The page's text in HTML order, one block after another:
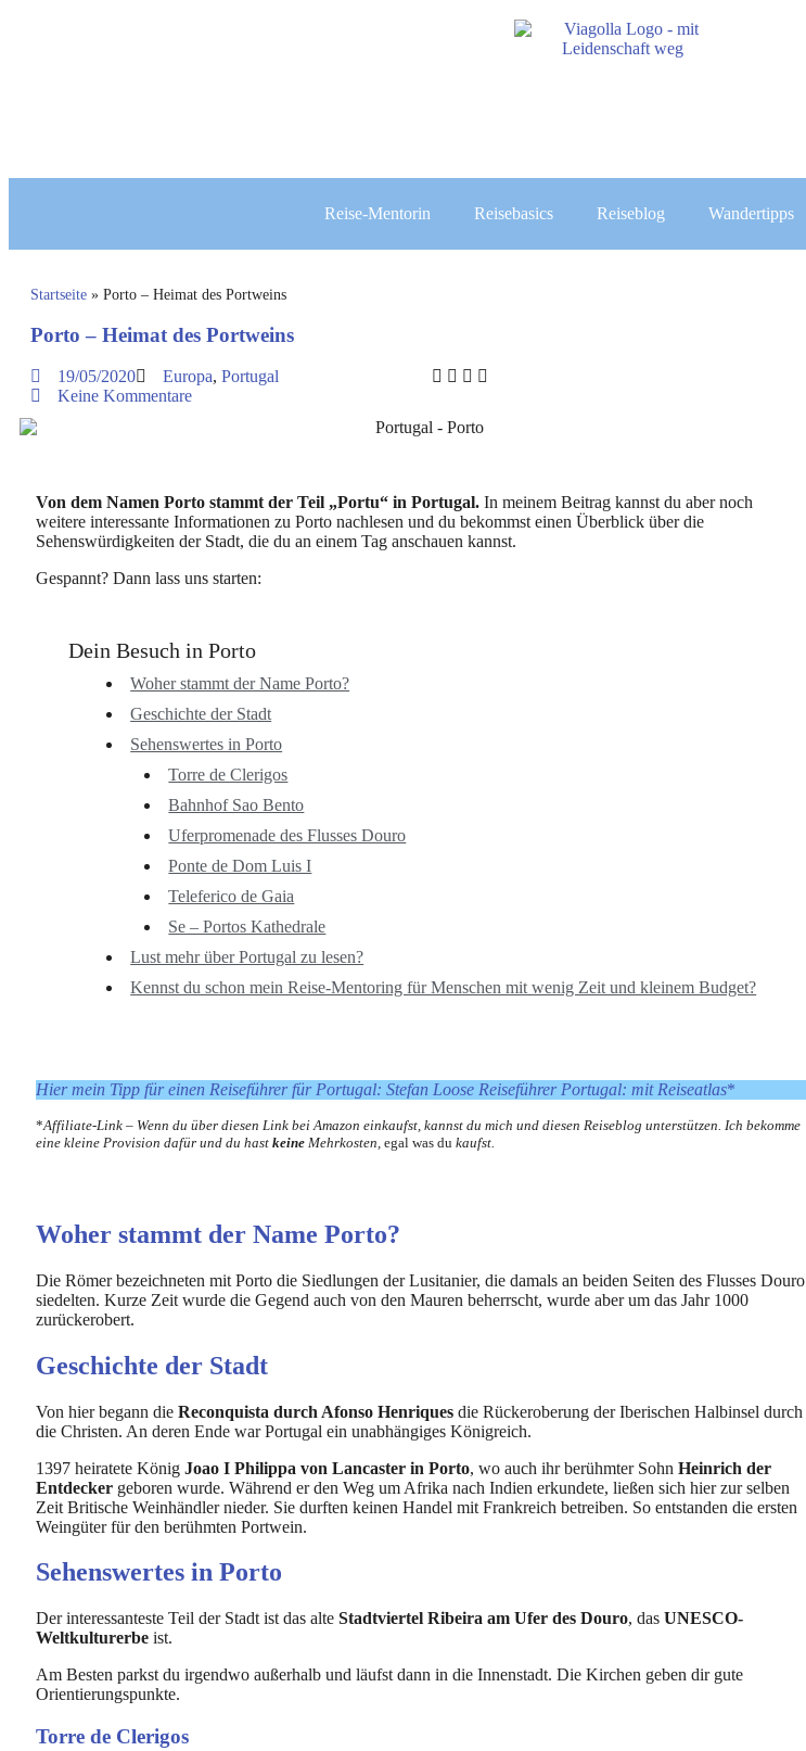
Reise-Mentorin Reisebasics Reiseblog Wandertipps
Startseite » Porto – Heimat des Portweins
Porto – Heimat des Portweins
19/05/2020 Europa, Portugal
Keine Kommentare
Von dem Namen Porto stammt der Teil „Portu“ in Portugal. In meinem Beitrag kannst du aber noch
weitere interessante Informationen zu Porto nachlesen und du bekommst einen Überblick über die
Sehenswürdigkeiten der Stadt, die du an einem Tag anschauen kannst.
Gespannt? Dann lass uns starten:
Dein Besuch in Porto
Woher stammt der Name Porto?
Geschichte der Stadt
Sehenswertes in Porto
Torre de Clerigos
Bahnhof Sao Bento
Uferpromenade des Flusses Douro
Ponte de Dom Luis I
Teleferico de Gaia
Se – Portos Kathedrale
Lust mehr über Portugal zu lesen?
Kennst du schon mein Reise-Mentoring für Menschen mit wenig Zeit und kleinem Budget?
Hier mein Tipp für einen Reiseführer für Portugal: Stefan Loose Reiseführer Portugal: mit Reiseatlas*
*Affiliate-Link – Wenn du über diesen Link bei Amazon einkaufst, kannst du mich und diesen Reiseblog unterstützen. Ich bekomme
eine kleine Provision dafür und du hast keine Mehrkosten, egal was du kaufst.
Woher stammt der Name Porto?
Die Römer bezeichneten mit Porto die Siedlungen der Lusitanier, die damals an beiden Seiten des Flusses Douro
siedelten. Kurze Zeit wurde die Gegend auch von den Mauren beherrscht, wurde aber um das Jahr 1000
zurückerobert.
Geschichte der Stadt
Von hier begann die Reconquista durch Afonso Henriques die Rückeroberung der Iberischen Halbinsel durch
die Christen. An deren Ende war Portugal ein unabhängiges Königreich.
1397 heiratete König Joao I Philippa von Lancaster in Porto, wo auch ihr berühmter Sohn Heinrich der
Entdecker geboren wurde. Während er den Weg um Afrika nach Indien erkundete, ließen sich hier zur selben
Zeit Britische Weinhändler nieder. Sie durften keinen Handel mit Frankreich betreiben. So entstanden die ersten
Weingüter für den berühmten Portwein.
Sehenswertes in Porto
Der interessanteste Teil der Stadt ist das alte Stadtviertel Ribeira am Ufer des Douro, das UNESCO-
Weltkulturerbe ist.
Am Besten parkst du irgendwo außerhalb und läufst dann in die Innenstadt. Die Kirchen geben dir gute
Orientierungspunkte.
Torre de Clerigos